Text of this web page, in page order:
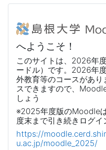
へようこそ！
このサイトは、 2026年
ードル）です。2026年
外教育等のコースがあ
スできますので、
しょう
※2025年度版のMoodle
度末まで引き続きログイ
https://
u.ac.jp/moodle_2025/